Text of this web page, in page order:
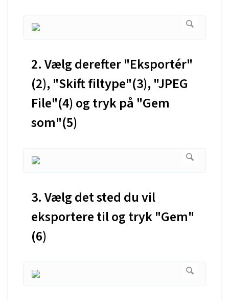
2. Vælg derefter "Eksportér"
(2), "Skift filtype"(3), "JPEG
File"(4) og tryk på "Gem
som"(5)
3. Vælg det sted du vil
eksportere til og tryk "Gem"
(6)